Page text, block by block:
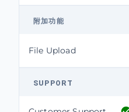
附加功能
File Upload
SUPPORT